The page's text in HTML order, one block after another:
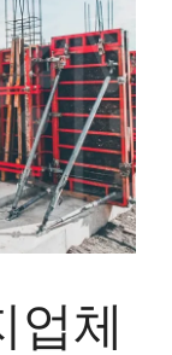
업체